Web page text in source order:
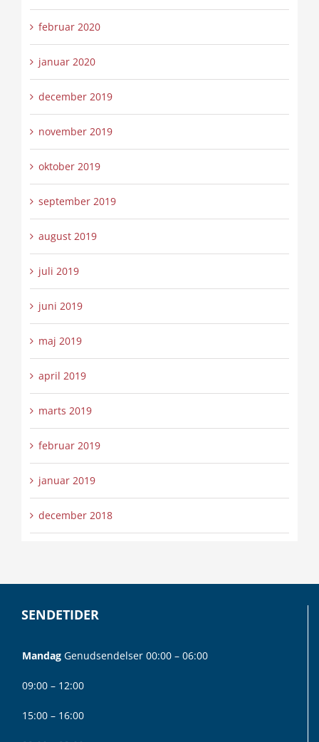
februar 2020
januar 2020
december 2019
november 2019
oktober 2019
september 2019
august 2019
juli 2019
juni 2019
maj 2019
april 2019
marts 2019
februar 2019
januar 2019
december 2018
SENDETIDER
Mandag Genudsendelser 00:00 – 06:00
09:00 – 12:00
15:00 – 16:00